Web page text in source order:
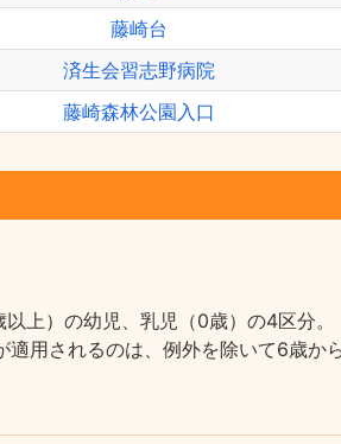
藤崎台
済生会習志野病院
藤崎森林公園入口
上）の幼児、乳児（0歳）の4区分。
用されるのは、例外を除いて6歳か